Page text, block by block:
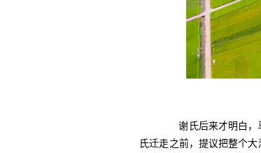
谢氏后来才明白，马
氏迁走之前，提议把整个